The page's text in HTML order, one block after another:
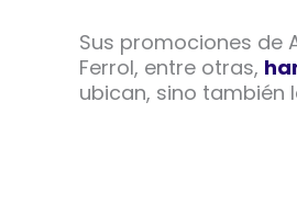
Sus promociones de
Ferrol, entre otras,
ubican, sino también